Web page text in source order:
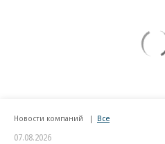
Новости компаний Все
07.08.2026